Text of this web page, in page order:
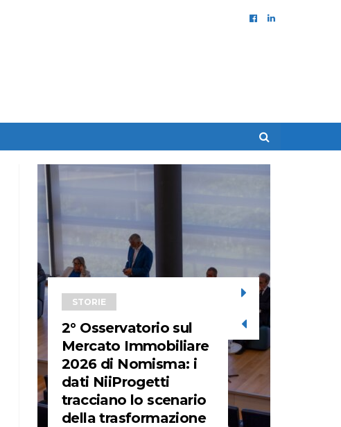
STORIE
2° Osservatorio sul
Mercato Immobiliare
2026 di Nomisma: i
dati NiiProgetti
tracciano lo scenario
della trasformazione